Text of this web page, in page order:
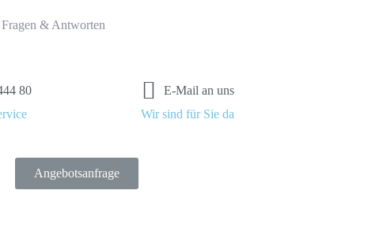
Fragen & Antworten
80
E-Mail an uns
Wir sind für Sie da
Angebotsanfrage